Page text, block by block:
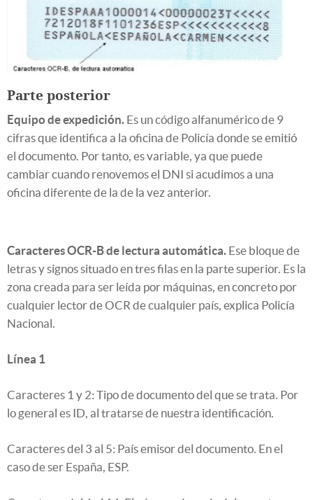
Parte posterior
Equipo de expedición. Es un código alfanumérico de 9
cifras que identifica a la oficina de Policía donde se emitió
el documento. Por tanto, es variable, ya que puede
cambiar cuando renovemos el DNI si acudimos a una
oficina diferente de la de la vez anterior.
Caracteres OCR-B de lectura automática. Ese bloque de
letras y signos situado en tres filas en la parte superior. Es la
zona creada para ser leída por máquinas, en concreto por
cualquier lector de OCR de cualquier país, explica Policía
Nacional.
Línea 1
Caracteres 1 y 2: Tipo de documento del que se trata. Por
lo general es ID, al tratarse de nuestra identificación.
Caracteres del 3 al 5: País emisor del documento. En el
caso de ser España, ESP.